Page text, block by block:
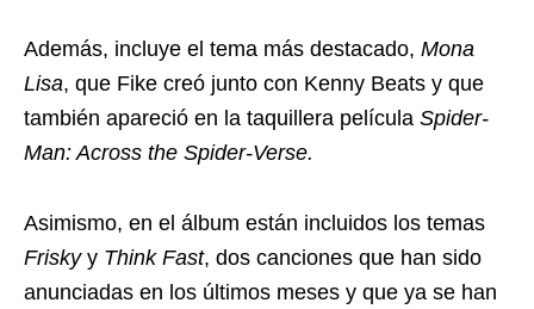
Además, incluye el tema más destacado, Mona
Lisa, que Fike creó junto con Kenny Beats y que
también apareció en la taquillera película Spider-
Man: Across the Spider-Verse.
Asimismo, en el álbum están incluidos los temas
Friskyy Think Fast, dos canciones que han sido
anunciadas en los últimos meses y que ya se han